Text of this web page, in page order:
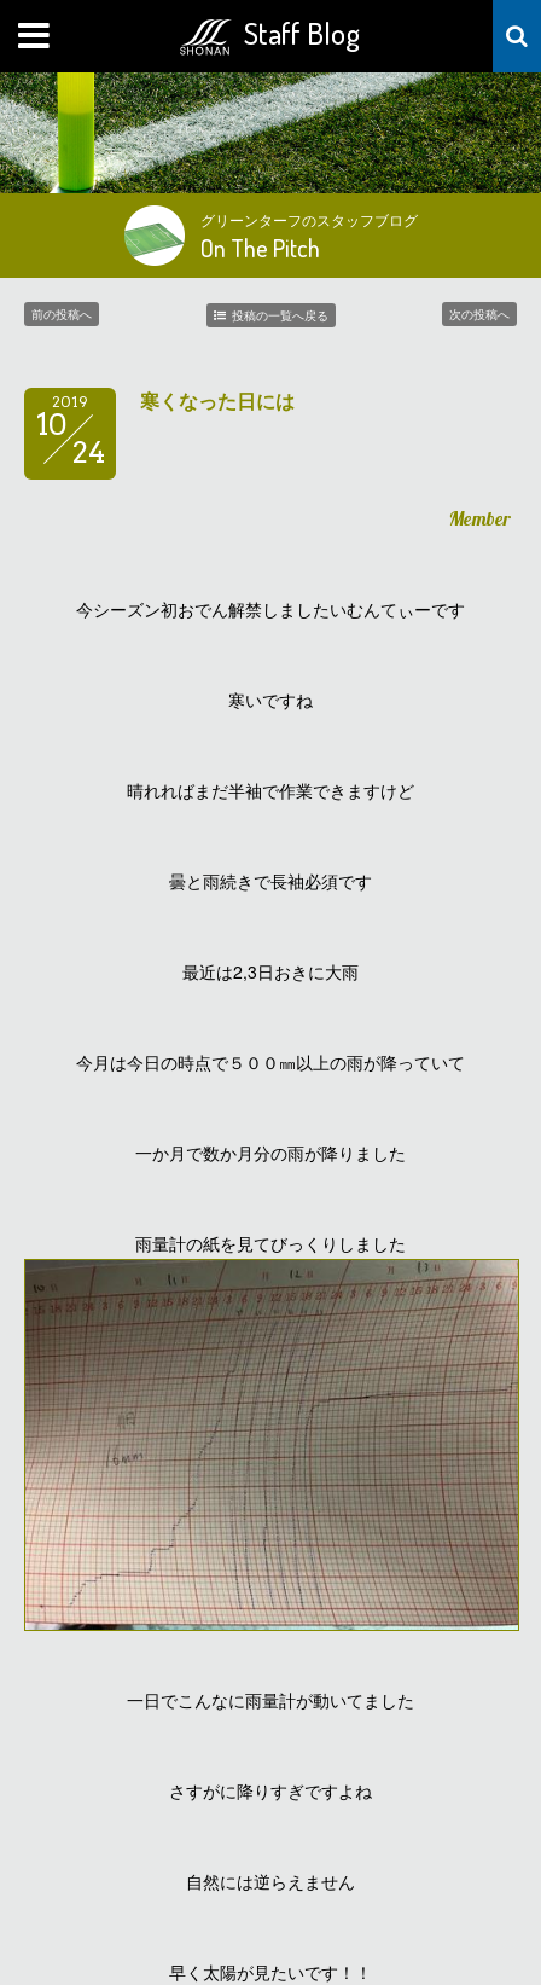
Staff Blog
MENU
グリーンターフのスタッフブログ
On The Pitch
前の投稿へ 投稿の一覧へ戻る 次の投稿へ
2019
10
24
寒くなった日には
Member
今シーズン初おでん解禁しましたいむんてぃーです
寒いですね
晴れればまだ半袖で作業できますけど
曇と雨続きで長袖必須です
最近は2,3日おきに大雨
今月は今日の時点で５００㎜以上の雨が降っていて
一か月で数か月分の雨が降りました
雨量計の紙を見てびっくりしました
一日でこんなに雨量計が動いてました
さすがに降りすぎですよね
自然には逆らえません
早く太陽が見たいです！！